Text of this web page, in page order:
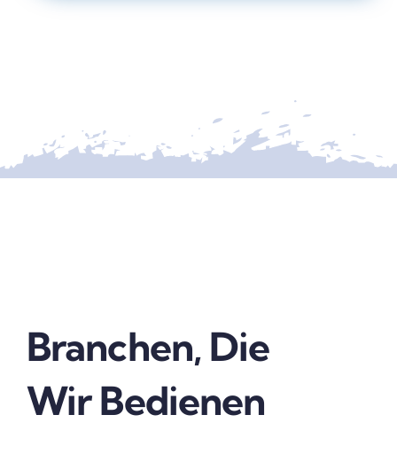
Branchen, Die
Wir Bedienen